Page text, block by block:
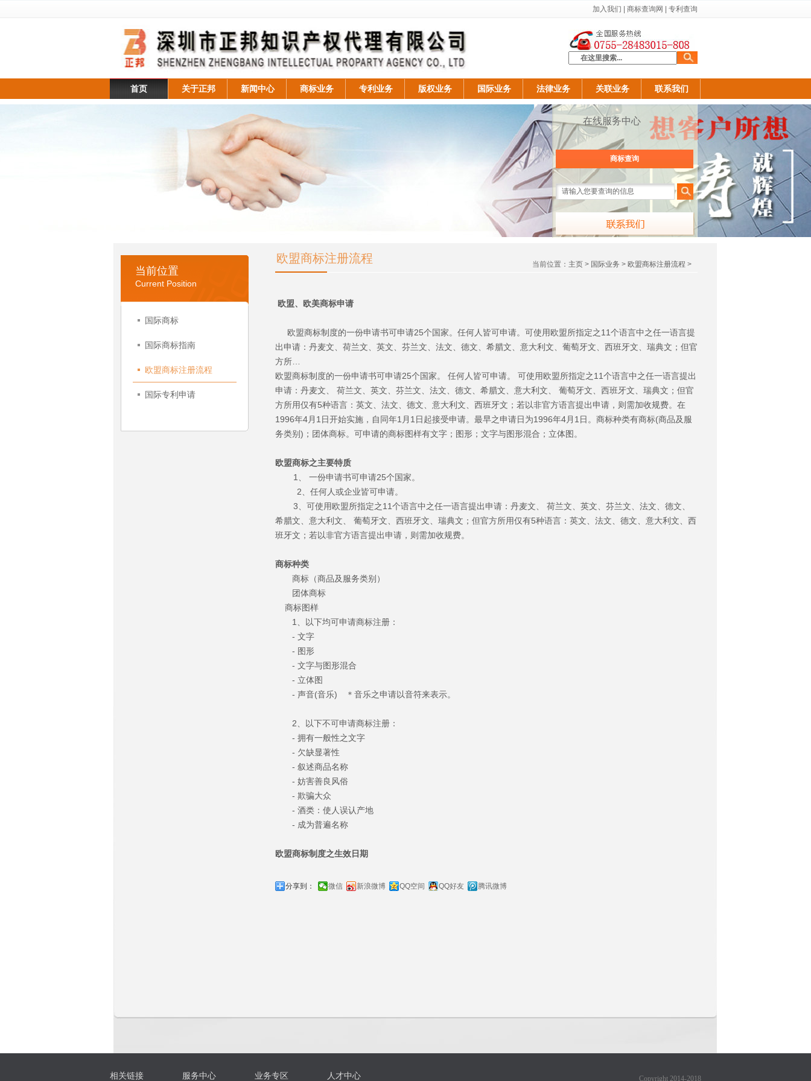
加入我们 商标查询网 专利查询
首页 关于正邦 新闻中心 商标业务 专利业务 版权业务 国际业务 法律业务 关联业务 联系我们
当前位置
Current Position
国际商标
国际商标指南
欧盟商标注册流程
国际专利申请
欧盟商标注册流程 当前位置： 主页 > 国际业务 > 欧盟商标注册流程 >
欧盟、欧美商标申请
欧盟商标制度的一份申请书可申请25个国家。任何人皆可申请。可使用欧盟所指定之11个语言中之任一语言提
出申请：丹麦文、荷兰文、英文、芬兰文、法文、德文、希腊文、意大利文、葡萄牙文、西班牙文、瑞典文；但官
方所…
欧盟商标制度的一份申请书可申请25个国家。 任何人皆可申请。 可使用欧盟所指定之11个语言中之任一语言提出
申请：丹麦文、 荷兰文、英文、芬兰文、法文、德文、希腊文、意大利文、 葡萄牙文、西班牙文、瑞典文；但官
方所用仅有5种语言：英文、法文、德文、意大利文、西班牙文；若以非官方语言提出申请，则需加收规费。在
1996年4月1日开始实施，自同年1月1日起接受申请。最早之申请日为1996年4月1日。商标种类有商标(商品及服
务类别)；团体商标。可申请的商标图样有文字；图形；文字与图形混合；立体图。
欧盟商标之主要特质
1、 一份申请书可申请25个国家。
2、任何人或企业皆可申请。
3、可使用欧盟所指定之11个语言中之任一语言提出申请：丹麦文、 荷兰文、英文、芬兰文、法文、德文、
希腊文、意大利文、 葡萄牙文、西班牙文、瑞典文；但官方所用仅有5种语言：英文、法文、德文、意大利文、西
班牙文；若以非官方语言提出申请，则需加收规费。
商标种类
商标（商品及服务类别）
团体商标
商标图样
1、以下均可申请商标注册：
- 文字
- 图形
- 文字与图形混合
- 立体图
- 声音(音乐) ＊音乐之申请以音符来表示。
2、以下不可申请商标注册：
- 拥有一般性之文字
- 欠缺显著性
- 叙述商品名称
- 妨害善良风俗
- 欺骗大众
- 酒类：使人误认产地
- 成为普遍名称
欧盟商标制度之生效日期
分享到： 微信 新浪微博 QQ空间 QQ好友 腾讯微博
在线服务中心
商标查询
Copyright 2014-2018
相关链接 服务中心 业务专区 人才中心